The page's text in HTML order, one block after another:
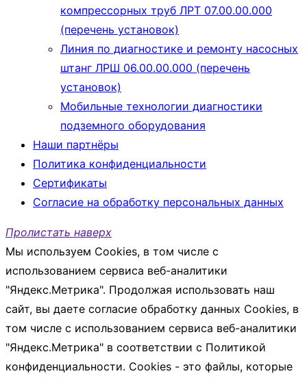
компрессорных труб ЛРТ 07.00.00.000
(перечень установок)
Линия по диагностике и ремонту насосных
штанг ЛРШ 06.00.00.000 (перечень
установок)
Мобильные технологии диагностики
подземного оборудования
Наши партнёры
Политика конфиденциальности
Сертификаты
Согласие на обработку персональных данных
Пролистать наверх
Мы используем Cookies, в том числе с
использованием сервиса веб-аналитики
"Яндекс.Метрика". Продолжая использовать наш
сайт, вы даете согласие обработку данных Cookies, в
том числе с использованием сервиса веб-аналитики
"Яндекс.Метрика" в соответствии с Политикой
конфиденциальности. Cookies - это файлы, которые